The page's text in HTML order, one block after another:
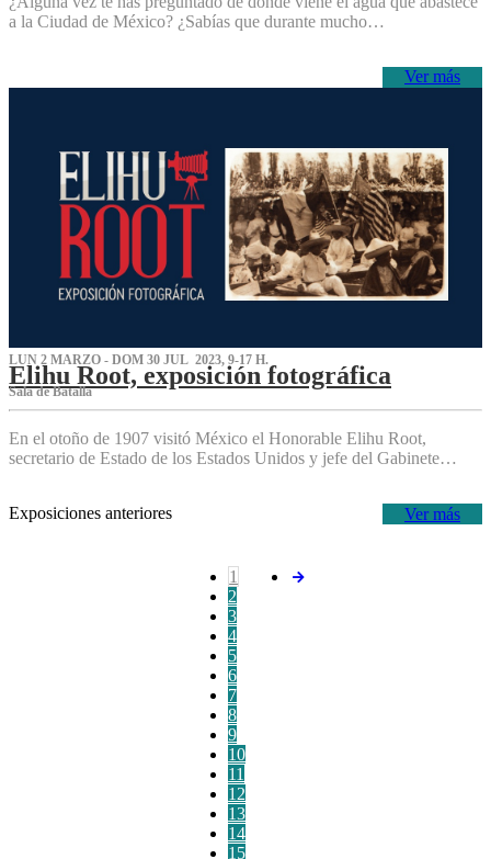
a la Ciudad de México? ¿Sabías que durante mucho…
Ver más
LUN 2 MARZO - DOM 30 JUL 2023, 9-17 H.
Elihu Root, exposición fotográfica
Sala de Batalla
En el otoño de 1907 visitó México el Honorable Elihu Root,
secretario de Estado de los Estados Unidos y jefe del Gabinete…
Ver más
Exposiciones anteriores
1
2
3
4
5
6
7
8
9
10
11
12
13
14
15